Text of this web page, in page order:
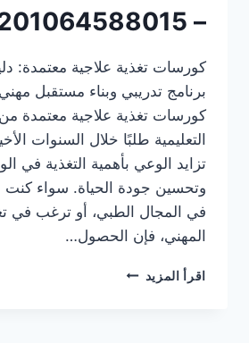
– 201064588015
كورسات تغذية علاجية معتمدة:
برنامج تدريبي وبناء مستقبل
كورسات تغذية علاجية معتمدة من
التعليمية طلبًا خلال السنوات
تزايد الوعي بأهمية التغذية في
وتحسين جودة الحياة. سواء كنت
في المجال الطبي، أو ترغب في
المهني، فإن الحصول…
اقرأ المزيد